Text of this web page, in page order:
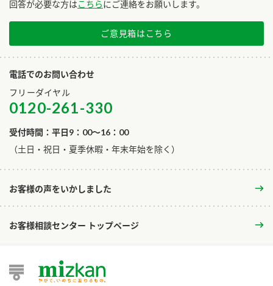
回答が必要な方はこちらにご連絡をお願いします。
ご意見箱はこちら
電話でのお問い合わせ
フリーダイヤル
0120-261-330
受付時間：平日9：00～16：00
​（土日・祝日・夏季休暇・年末年始を除く）
お客様の声をいかしました
お客様相談センター トップページ